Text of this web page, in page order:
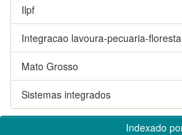
Ilpf
Integracao lavoura-pecuaria-floresta
Mato Grosso
Sistemas integrados
Indexado